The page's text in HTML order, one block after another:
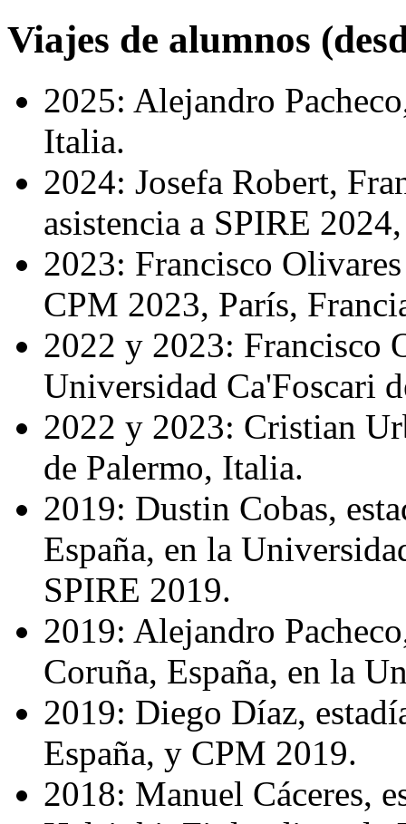
Viajes de alumnos
2025: Alejandro
Italia.
2024: Josefa Robert,
asistencia a SPIRE
2023: Francisco
CPM 2023, París,
2022 y 2023: Francisco
Universidad Ca'Foscari
2022 y 2023: Cristian
de Palermo, Italia.
2019: Dustin Cobas,
España, en la
SPIRE 2019.
2019: Alejandro
Coruña, España, en la
2019: Diego Díaz,
España, y CPM 2019.
2018: Manuel Cáceres,